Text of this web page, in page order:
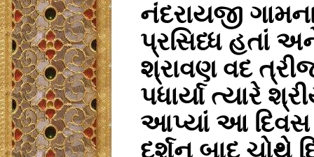
નંદરાયજી
પ્રસિધ્ધ હતાં
શ્રાવણ વદ
પધાર્યા ત્યારે
આપ્યાં આ દિવસ
દર્શન બાદ ચોથે